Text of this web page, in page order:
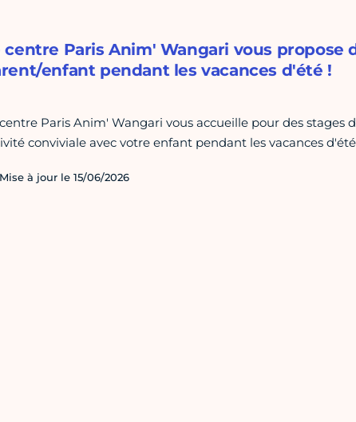
centre Paris Anim' Wangari vous propose
enfant pendant les vacances d'été !
Paris Anim' Wangari vous accueille pour des stages
conviviale avec votre enfant pendant les vacances
Mise à jour le 15/06/2026